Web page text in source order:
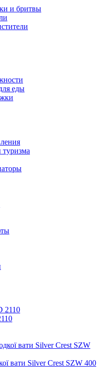
и бритвы
еды
вати Silver Crest SZW 400